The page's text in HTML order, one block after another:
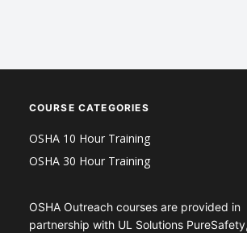
COURSE CATEGORIES
OSHA 10 Hour Training
OSHA 30 Hour Training
OSHA Outreach courses are provided in
partnership with UL Solutions